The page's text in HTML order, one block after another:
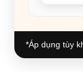
*Áp dụng tùy